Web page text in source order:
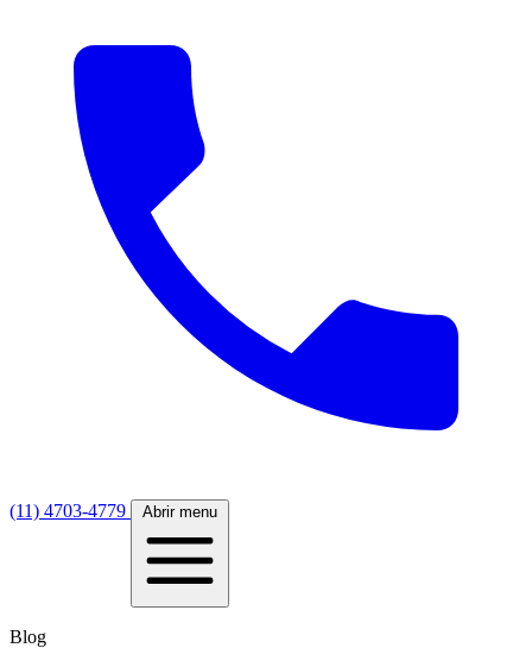
(11) 4703-4779 Abrir menu
Blog